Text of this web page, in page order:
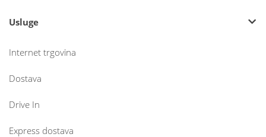
Usluge
Internet trgovina
Dostava
Drive In
Express dostava